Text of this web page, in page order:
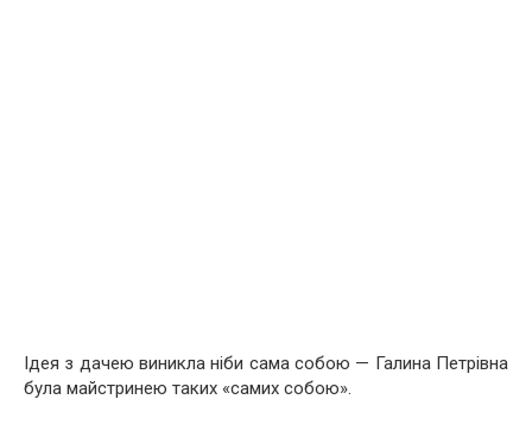
Ідея з дачею виникла ніби сама собою — Галина Петрівна
була майстринею таких «самих собою».